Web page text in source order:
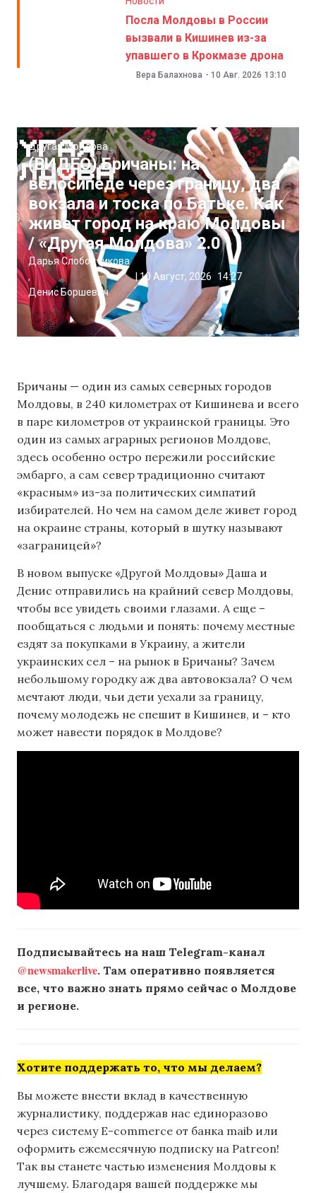
Посла Молдовы в России
вызвали в Кишинев из-за
упавшего в Крокмазе дрона
Вера Балахнова - 10 Авг. 2026 13:10
Другая Молдова
(ВИДЕО) Бричаны: на
велосипеде через границу, два
вокзала и тоска по Батьке. Как
живет город на краю Молдовы
/ «Другая Молдова» 2.0
Дарья Слободчикова
,
Денис Боршевич
| 10 Август, 2026 14:27
Бричаны — один из самых северных городов
Молдовы, в 240 километрах от Кишинева и всего
в паре километров от украинской границы. Это
один из самых аграрных регионов Молдове,
здесь особенно остро пережили российские
эмбарго, а сам север традиционно считают
«красным» из-за политических симпатий
избирателей. Но чем на самом деле живет город
на окраине страны, который в шутку называют
«заграницей»?
В новом выпуске «Другой Молдовы» Даша и
Денис отправились на крайний север Молдовы,
чтобы все увидеть своими глазами. А еще –
пообщаться с людьми и понять: почему местные
ездят за покупками в Украину, а жители
украинских сел – на рынок в Бричаны? Зачем
небольшому городку аж два автовокзала? О чем
мечтают люди, чьи дети уехали за границу,
почему молодежь не спешит в Кишинев, и – кто
может навести порядок в Молдове?
Подписывайтесь на наш Telegram-канал
@newsmakerlive. Там оперативно появляется
все, что важно знать прямо сейчас о Молдове
и регионе.
Хотите поддержать то, что мы делаем?
Вы можете внести вклад в качественную
журналистику, поддержав нас единоразово
через систему E-commerce от банка maib или
оформить ежемесячную подписку на Patreon!
Так вы станете частью изменения Молдовы к
лучшему. Благодаря вашей поддержке мы